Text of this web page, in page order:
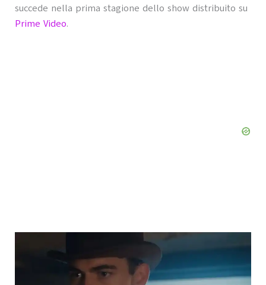
succede nella prima stagione dello show distribuito su
Prime Video.